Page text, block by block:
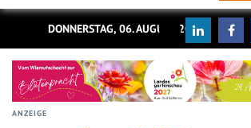
DONNERSTAG, 06. AUGUST 2026
ANZEIGE